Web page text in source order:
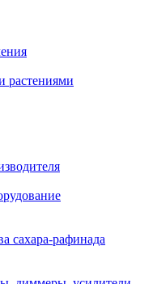
растениями
сахара-рафинада